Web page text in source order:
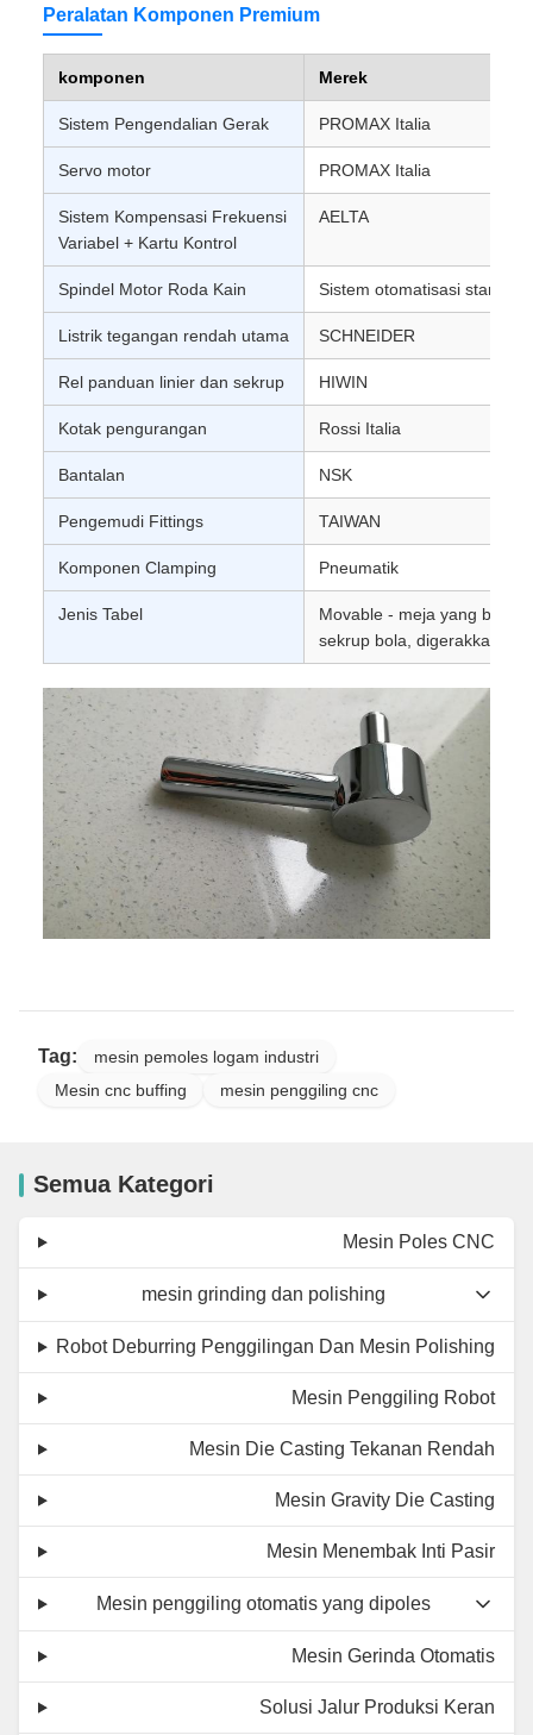
Peralatan Komponen Premium
komponen Merek
Sistem Pengendalian Gerak PROMAX Italia
Servo motor PROMAX Italia
Sistem Kompensasi Frekuensi
Variabel + Kartu Kontrol
AELTA
Spindel Motor Roda Kain Sistem otomatisasi standar
Listrik tegangan rendah utama SCHNEIDER
Rel panduan linier dan sekrup HIWIN
Kotak pengurangan Rossi Italia
Bantalan NSK
Pengemudi Fittings TAIWAN
Komponen Clamping Pneumatik
Jenis Tabel
Movable - meja yang
sekrup bola, digerakkan
Tag:
mesin pemoles logam industri
Mesin cnc buffing
mesin penggiling cnc
Semua Kategori
Mesin Poles CNC
mesin grinding dan polishing
Robot Deburring Penggilingan Dan Mesin Polishing
Mesin Penggiling Robot
Mesin Die Casting Tekanan Rendah
Mesin Gravity Die Casting
Mesin Menembak Inti Pasir
Mesin penggiling otomatis yang dipoles
Mesin Gerinda Otomatis
Solusi Jalur Produksi Keran